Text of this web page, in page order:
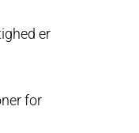
er
for